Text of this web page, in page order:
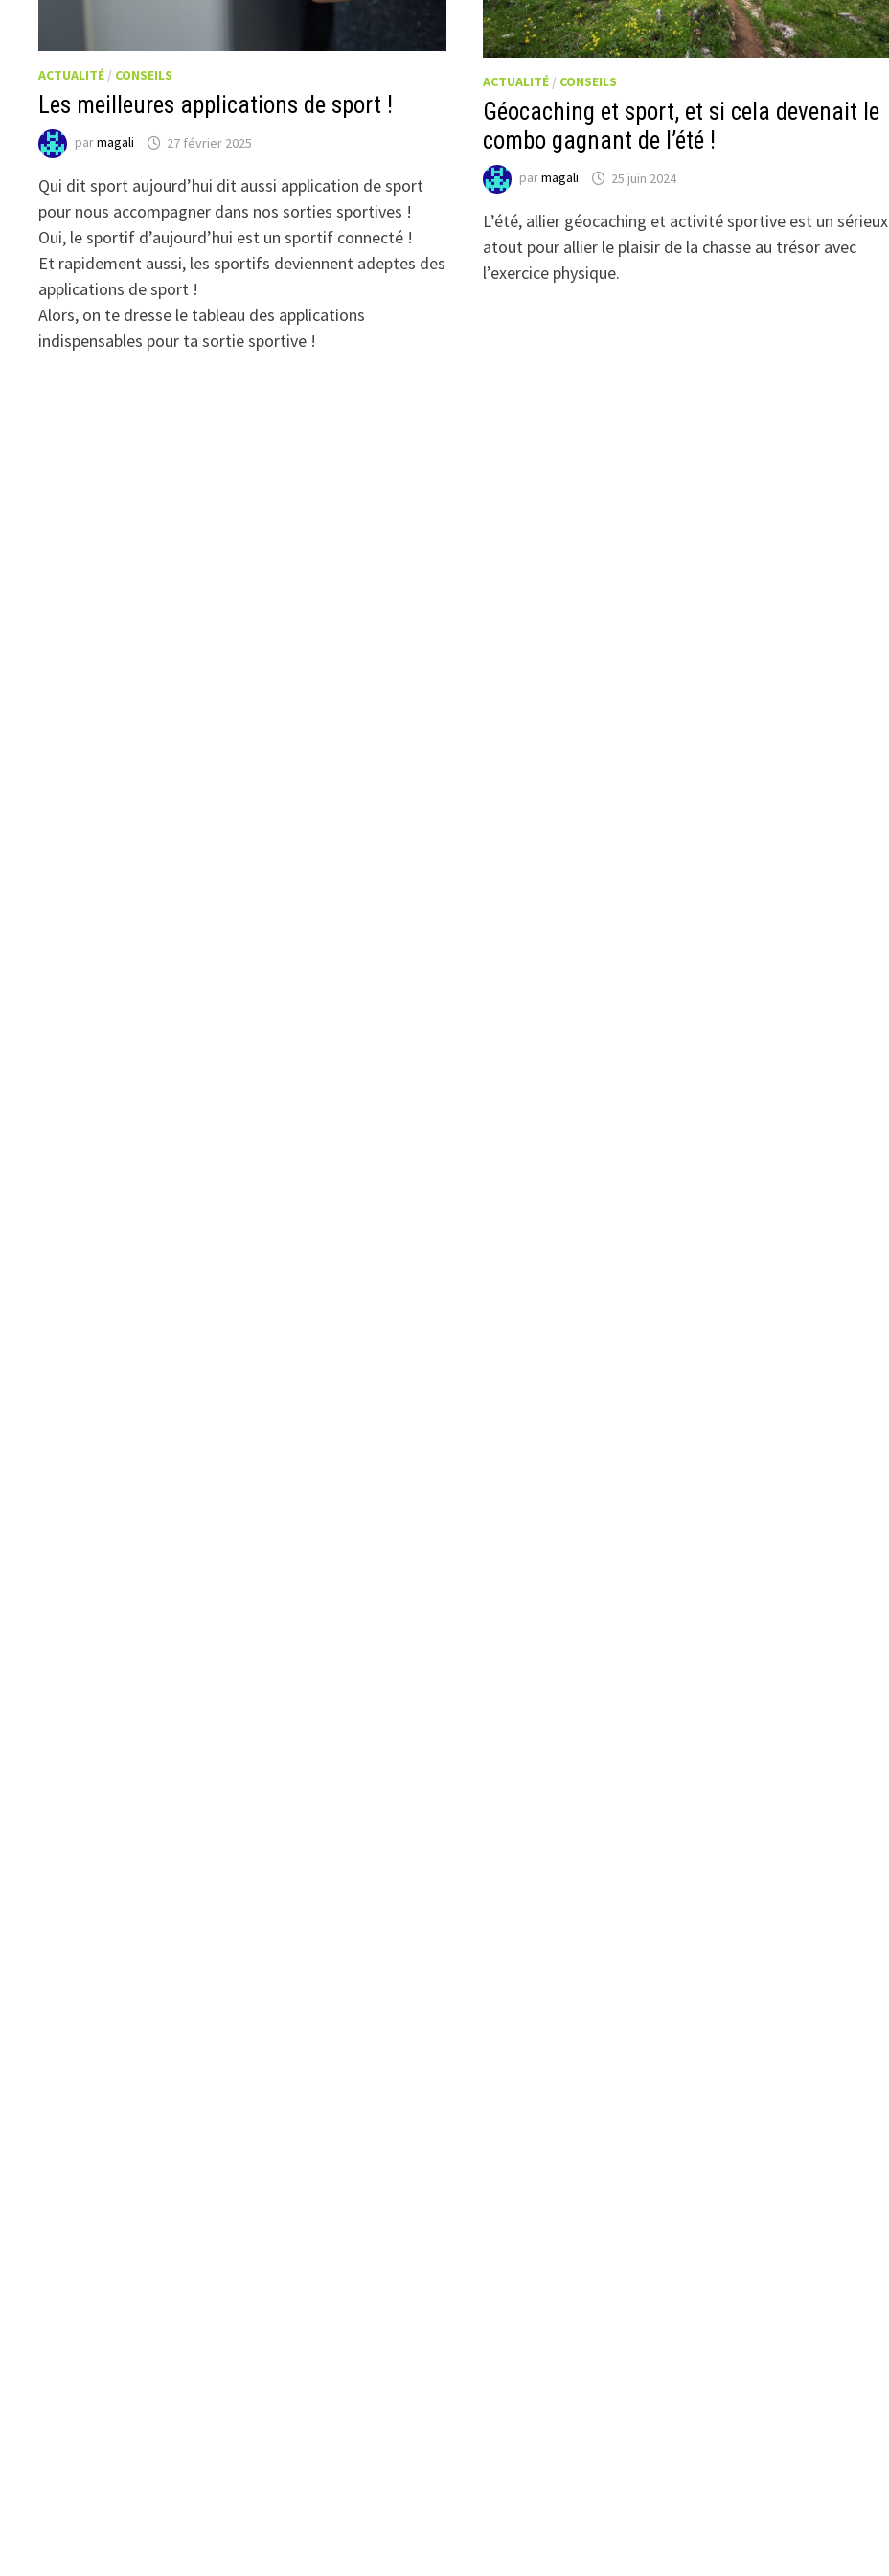
ACTUALITÉ / CONSEILS
Les meilleures applications de sport !
parmagali 27 février 2025
Qui dit sport aujourd’hui dit aussi application de sport
pour nous accompagner dans nos sorties sportives !
Oui, le sportif d’aujourd’hui est un sportif connecté !
Et rapidement aussi, les sportifs deviennent adeptes des
applications de sport !
Alors, on te dresse le tableau des applications
indispensables pour ta sortie sportive !
ACTUALITÉ / CONSEILS
Géocaching et sport, et si cela devenait le
combo gagnant de l’été !
parmagali 25 juin 2024
L’été, allier géocaching et activité sportive est un sérieux
atout pour allier le plaisir de la chasse au trésor avec
l’exercice physique.